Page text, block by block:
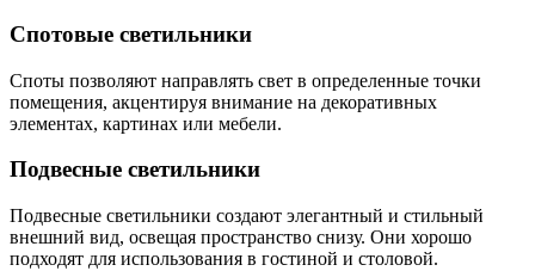
Спотовые светильники
Споты позволяют направлять свет в определенные точки
помещения, акцентируя внимание на декоративных
элементах, картинах или мебели.
Подвесные светильники
Подвесные светильники создают элегантный и стильный
внешний вид, освещая пространство снизу. Они хорошо
подходят для использования в гостиной и столовой.